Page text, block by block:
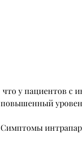
повышенный
Симптомы